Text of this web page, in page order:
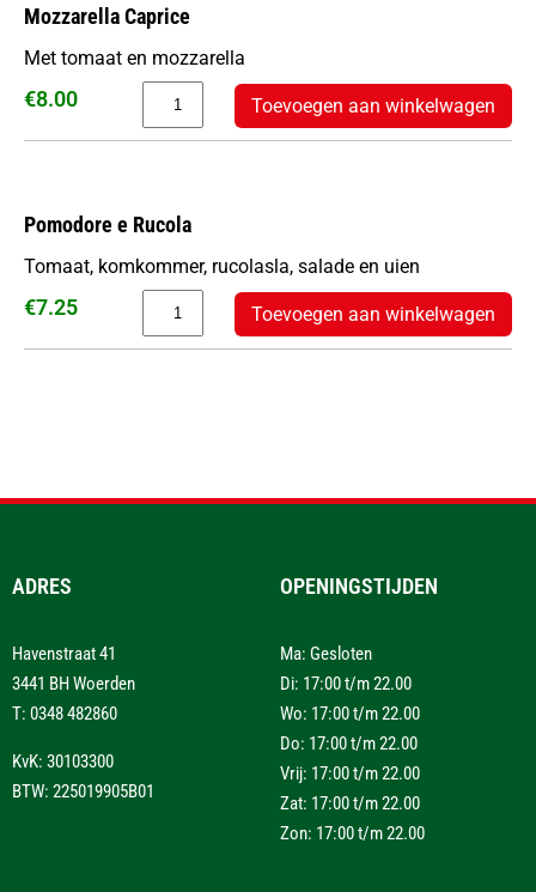
Mozzarella Caprice
€8.00 Toevoegen aan winkelwagen
Met tomaat en mozzarella
Pomodore e Rucola
€7.25 Toevoegen aan winkelwagen
Tomaat, komkommer, rucolasla, salade en uien
ADRES
Havenstraat 41
3441 BH Woerden
T: 0348 482860
KvK: 30103300
BTW: 225019905B01
OPENINGSTIJDEN
Ma: Gesloten
Di: 17:00 t/m 22.00
Wo: 17:00 t/m 22.00
Do: 17:00 t/m 22.00
Vrij: 17:00 t/m 22.00
Zat: 17:00 t/m 22.00
Zon: 17:00 t/m 22.00